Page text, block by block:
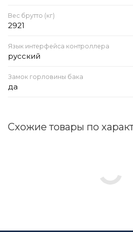
Вес брутто (кг)
2921
Язык интерфейса контроллера
русский
Замок горловины бака
да
Схожие товары по